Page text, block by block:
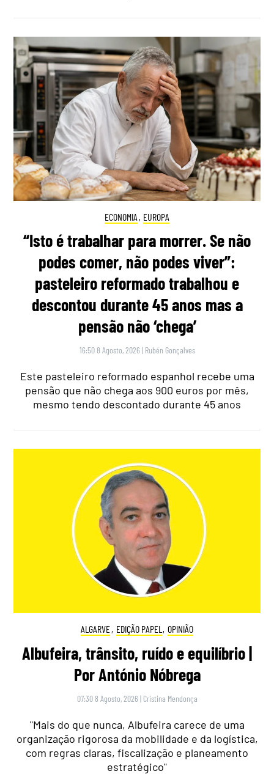
ECONOMIA , EUROPA
“Isto é trabalhar para morrer. Se não
podes comer, não podes viver”:
pasteleiro reformado trabalhou e
descontou durante 45 anos mas a
pensão não ‘chega’
16:50 8 Agosto, 2026 | Rubén Gonçalves
Este pasteleiro reformado espanhol recebe uma
pensão que não chega aos 900 euros por mês,
mesmo tendo descontado durante 45 anos
ALGARVE, EDIÇÃO PAPEL , OPINIÃO
Albufeira, trânsito, ruído e equilíbrio |
Por António Nóbrega
07:30 8 Agosto, 2026 | Cristina Mendonça
"Mais do que nunca, Albufeira carece de uma
organização rigorosa da mobilidade e da logística,
com regras claras, fiscalização e planeamento
estratégico"